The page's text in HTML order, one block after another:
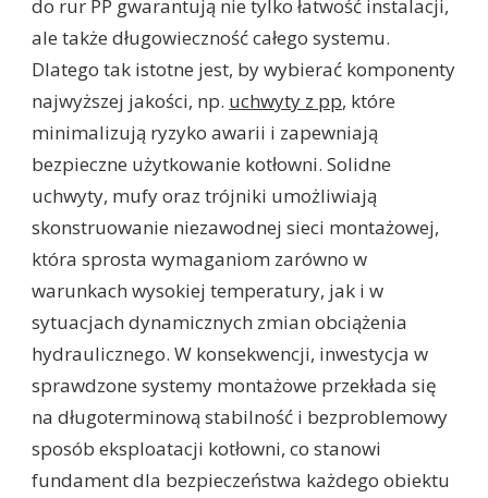
do rur PP gwarantują nie tylko łatwość instalacji,
ale także długowieczność całego systemu.
Dlatego tak istotne jest, by wybierać komponenty
najwyższej jakości, np. uchwyty z pp, które
minimalizują ryzyko awarii i zapewniają
bezpieczne użytkowanie kotłowni. Solidne
uchwyty, mufy oraz trójniki umożliwiają
skonstruowanie niezawodnej sieci montażowej,
która sprosta wymaganiom zarówno w
warunkach wysokiej temperatury, jak i w
sytuacjach dynamicznych zmian obciążenia
hydraulicznego. W konsekwencji, inwestycja w
sprawdzone systemy montażowe przekłada się
na długoterminową stabilność i bezproblemowy
sposób eksploatacji kotłowni, co stanowi
fundament dla bezpieczeństwa każdego obiektu